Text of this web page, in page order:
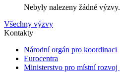
Nebyly nalezeny žádné výzvy.
Všechny výzvy
Kontakty
Národní orgán pro koordinaci
Eurocentra
Ministerstvo pro místní rozvoj